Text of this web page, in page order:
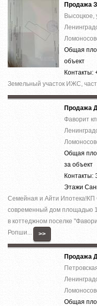
Продажа
Высоцкое,
Общая
объект
Контакты:
Земельный участок ИЖС,
Продажа
Фаворит
Общая
за объект
Контакты:
Этажи
Семейная и Айти Ипотека!КП
современный дом площадью
в коттеджном поселке
Ропши...
>>
Продажа
Общая